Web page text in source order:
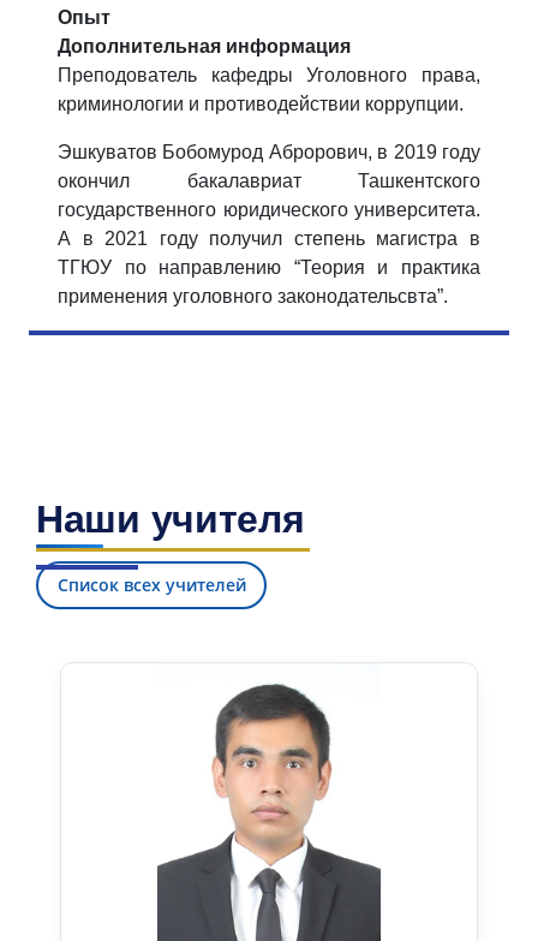
Опыт
Дополнительная информация
Преподователь кафедры Уголовного права,
криминологии и противодействии коррупции.
Эшкуватов Бобомурод Аброрович, в 2019 году
окончил бакалавриат Ташкентского
государственного юридического университета.
А в 2021 году получил степень магистра в
ТГЮУ по направлению “Теория и практика
применения уголовного законодательсвта”.
Наши учителя
Список всех учителей